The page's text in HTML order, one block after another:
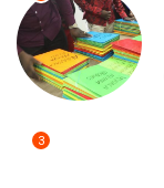
3